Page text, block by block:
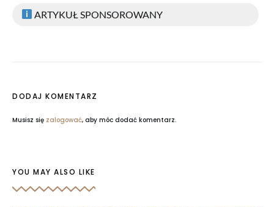
ARTYKUŁ SPONSOROWANY
DODAJ KOMENTARZ
Musisz się zalogować, aby móc dodać komentarz.
YOU MAY ALSO LIKE